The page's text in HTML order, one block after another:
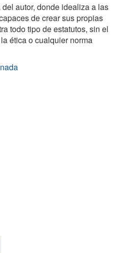
autor, donde idealiza a las
de crear sus propias
todo tipo de estatutos, sin el
ética o cualquier norma